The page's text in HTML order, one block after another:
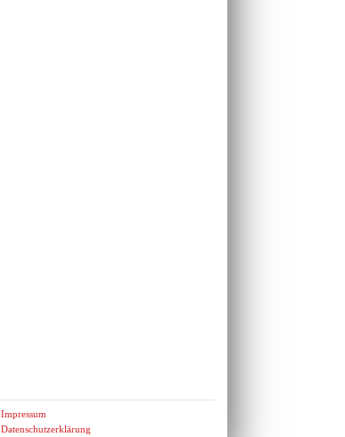
Impressum
Datenschutzerklärung